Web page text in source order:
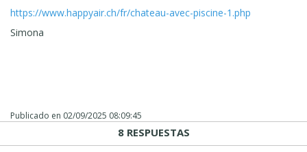
https://www.happyair.ch/fr/chateau-avec-piscine-1.php
Simona
Publicado en 02/09/2025 08:09:45
8 RESPUESTAS